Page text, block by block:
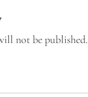
not be published.